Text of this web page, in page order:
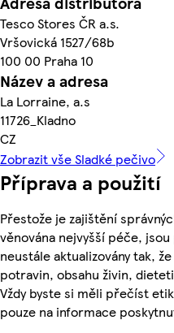
Tesco Stores ČR a.s.
Vršovická 1527/68b
100 00 Praha 10
Název a adresa
La Lorraine, a.s
11726_Kladno
CZ
Zobrazit vše Sladké pečivo
Příprava a použití
Přestože je zajištění
věnována nejvyšší péče,
neustále aktualizovány tak,
potravin, obsahu živin,
Vždy byste si měli přečíst
pouze na informace